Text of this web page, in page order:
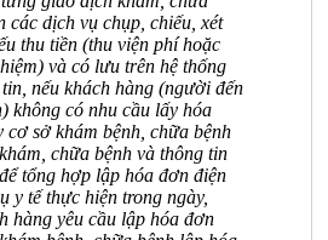
các dịch vụ chụp, chiếu, xét
thu tiền (thu viện phí hoặc
và có lưu trên hệ thống
nếu khách hàng (người đến
không có nhu cầu lấy hóa
cơ sở khám bệnh, chữa bệnh
chữa bệnh và thông tin
tổng hợp lập hóa đơn điện
y tế thực hiện trong ngày,
hàng yêu cầu lập hóa đơn